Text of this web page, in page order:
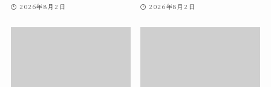
2026年8月2日 2026年8月2日